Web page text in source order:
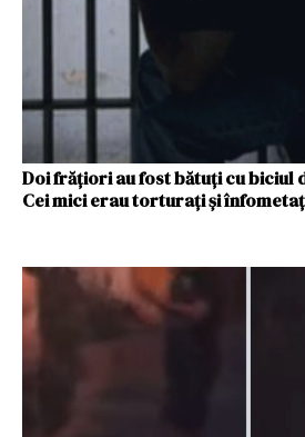
Doi frățiori au fost bătuți cu biciul
Cei mici erau torturați și